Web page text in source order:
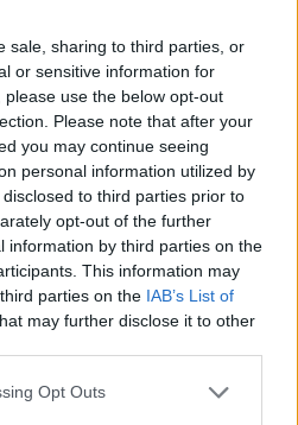
sale, sharing to third parties, or
or sensitive information for
use the below opt-out
Please note that after your
you may continue seeing
personal information utilized by
to third parties prior to
opt-out of the further
information by third parties on the
This information may
parties on the IAB’s List of
may further disclose it to other
app uses one or more Google
Opt Outs
ha raccontato una
dal loggiato di Piazza
una linea editoriale che
locale sui social.
possiede una
teatrali degli
come particolare